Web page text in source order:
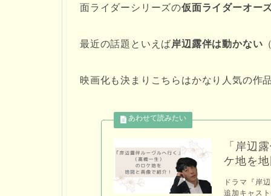
面ライダーシリーズの仮面ライダーオー
最近の話題といえば岸辺露伴は動かない
映画化も決まりこちらはかなり人気の作
「岸辺
ケ地を
ドラマ『岸
追加キャス